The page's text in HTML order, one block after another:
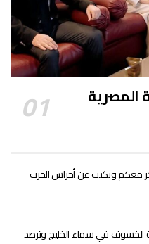
المصرية
معكم ونكتب عن أجراس الحرب
الخسوف في سماء الخليج وترصد